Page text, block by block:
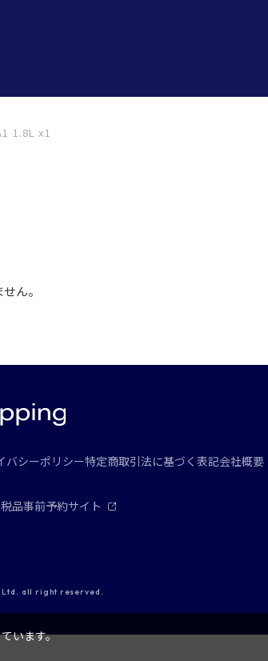
1.8L x1
ん。
バシーポリシー特定商取引法に基づく表記会社概要
品事前予約サイト
all right reserved.
います。